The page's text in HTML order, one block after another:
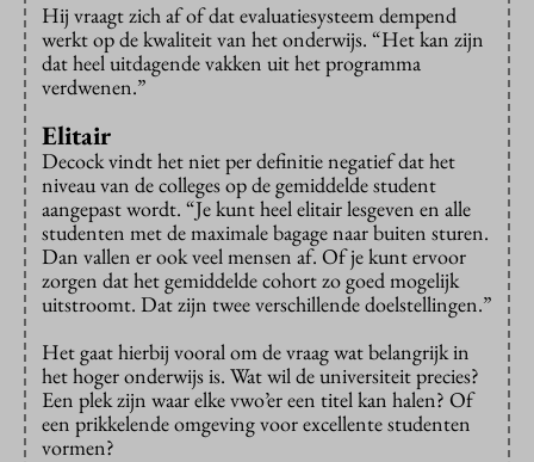
Hij vraagt zich af of dat evaluatiesysteem dempend
werkt op de kwaliteit van het onderwijs. “Het kan zijn
dat heel uitdagende vakken uit het programma
verdwenen.”
Elitair
Decock vindt het niet per definitie negatief dat het
niveau van de colleges op de gemiddelde student
aangepast wordt. “Je kunt heel elitair lesgeven en alle
studenten met de maximale bagage naar buiten sturen.
Dan vallen er ook veel mensen af. Of je kunt ervoor
zorgen dat het gemiddelde cohort zo goed mogelijk
uitstroomt. Dat zijn twee verschillende doelstellingen.”
Het gaat hierbij vooral om de vraag wat belangrijk in
het hoger onderwijs is. Wat wil de universiteit precies?
Een plek zijn waar elke vwo’er een titel kan halen? Of
een prikkelende omgeving voor excellente studenten
vormen?